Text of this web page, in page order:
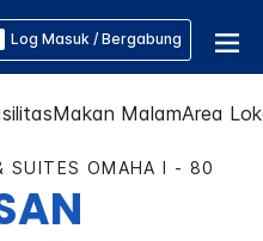
Log Masuk / Bergabung
Makan MalamArea
SUITES OMAHA I - 80